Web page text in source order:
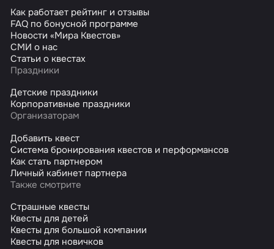
Как работает рейтинг и отзывы
FAQ по бонусной программе
Новости «Мира Квестов»
СМИ о нас
Статьи о квестах
Праздники
Детские праздники
Корпоративные праздники
Организаторам
Добавить квест
Система бронирования квестов и перформансов
Как стать партнером
Личный кабинет партнера
Также смотрите
Страшные квесты
Квесты для детей
Квесты для большой компании
Квесты для новичков